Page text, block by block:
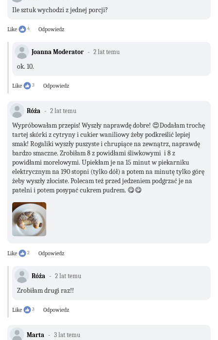
Ile sztuk wychodzi z jednej porcji?
Like 4 Odpowiedz
Joanna Moderator 2 lat temu
ok. 10.
Like 3 Odpowiedz
Róża 2 lat temu
Wypróbowałam przepis! Wyszły naprawdę dobre! 😍Dodałam trochę
tartej skórki z cytryny i cukier waniliowy żeby podkreślić lepiej
smak! Rogaliki wyszły puszyste i chrupiące na zewnątrz, naprawdę
bardzo smaczne. Zrobiłam 8 z powidłami śliwkowymi i 8 z
powidłami morelowymi. Upiekłam je na 15 minut w piekarniku
elektrycznym na 190 stopni (tylko dół) a potem na minutę tylko górę
żeby wyszły złociste. Polecam też przed jedzeniem podgrzać je na
patelni i potem posypać cukrem pudrem. 😋😋
Like 2 Odpowiedz
Róża 2 lat temu
Zrobiłam drugi raz!!
Like 3 Odpowiedz
Marta 3 lat temu